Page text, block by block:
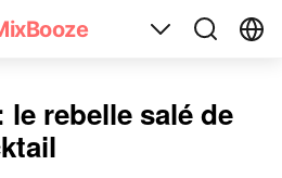
rebelle salé de